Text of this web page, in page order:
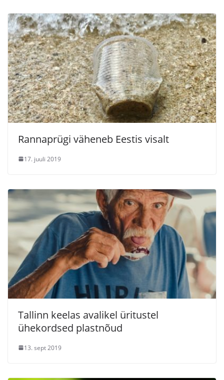
Rannaprügi väheneb Eestis visalt
17. juuli 2019
Tallinn keelas avalikel üritustel
ühekordsed plastnõud
13. sept 2019